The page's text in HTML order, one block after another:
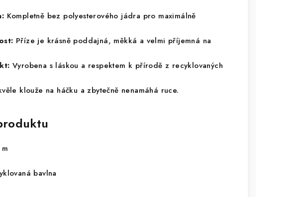
Kompletně bez polyesterového jádra pro maximálně
Příze je krásně poddajná, měkká a velmi příjemná na
Vyrobena s láskou a respektem k přírodě z recyklovaných
klouže na háčku a zbytečně nenamáhá ruce.
bavlna